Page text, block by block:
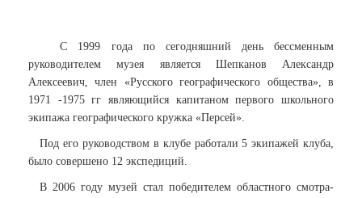
С 1999 года по сегодняшний день бессменным
руководителем музея является Шепканов Александр
Алексеевич, член «Русского географического общества», в
1971 -1975 гг являющийся капитаном первого школьного
экипажа географического кружка «Персей».
Под его руководством в клубе работали 5 экипажей клуба,
было совершено 12 экспедиций.
В 2006 году музей стал победителем областного смотра-